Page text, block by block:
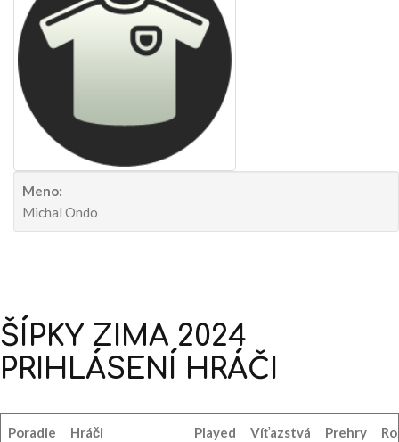
Meno:
Michal Ondo
ŠÍPKY ZIMA 2024
PRIHLÁSENÍ HRÁČI
Poradie Hráči Played Víťazstvá Prehry